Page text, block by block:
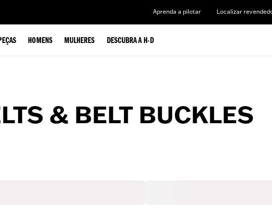
Aprenda a pilotar Localizar
HOMENS MULHERES DESCUBRA A H-D
& BELT BUCKLES